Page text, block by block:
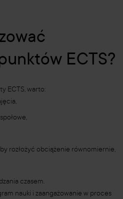
ECTS?
ECTS, warto:
rozłożyć obciążenie równomiernie,
czasem.
nauki i zaangażowanie w proces